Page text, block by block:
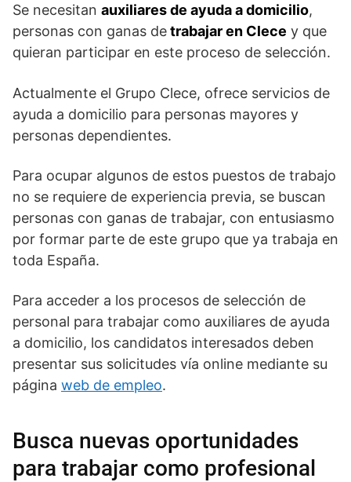
Se necesitan auxiliares de ayuda a domicilio,
personas con ganas detrabajar en Clece y que
quieran participar en este proceso de selección.
Actualmente el Grupo Clece, ofrece servicios de
ayuda a domicilio para personas mayores y
personas dependientes.
Para ocupar algunos de estos puestos de trabajo
no se requiere de experiencia previa, se buscan
personas con ganas de trabajar, con entusiasmo
por formar parte de este grupo que ya trabaja en
toda España.
Para acceder a los procesos de selección de
personal para trabajar como auxiliares de ayuda
a domicilio, los candidatos interesados deben
presentar sus solicitudes vía online mediante su
página web de empleo.
Busca nuevas oportunidades
para trabajar como profesional